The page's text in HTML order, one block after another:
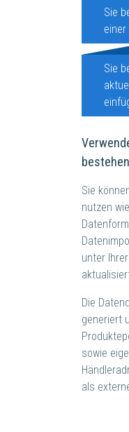
Sie
Sie
Sie
nutzen
unter
Die
generiert
sowie
als